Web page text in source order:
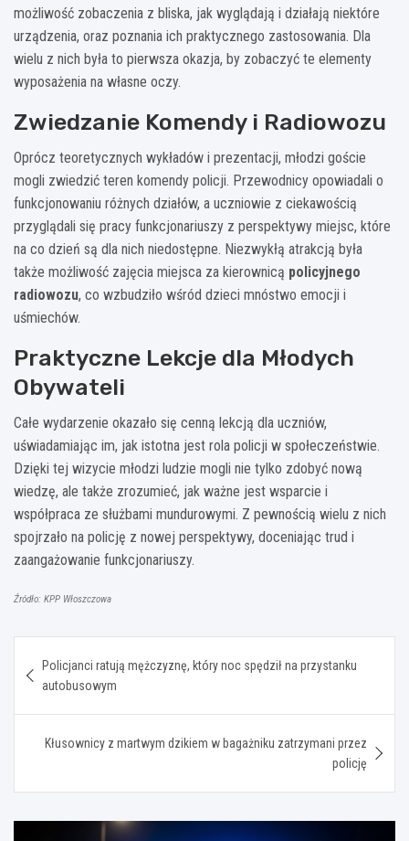
możliwość zobaczenia z bliska, jak wyglądają i działają niektóre
urządzenia, oraz poznania ich praktycznego zastosowania. Dla
wielu z nich była to pierwsza okazja, by zobaczyć te elementy
wyposażenia na własne oczy.
Zwiedzanie Komendy i Radiowozu
Oprócz teoretycznych wykładów i prezentacji, młodzi goście
mogli zwiedzić teren komendy policji. Przewodnicy opowiadali o
funkcjonowaniu różnych działów, a uczniowie z ciekawością
przyglądali się pracy funkcjonariuszy z perspektywy miejsc, które
na co dzień są dla nich niedostępne. Niezwykłą atrakcją była
także możliwość zajęcia miejsca za kierownicą policyjnego
radiowozu, co wzbudziło wśród dzieci mnóstwo emocji i
uśmiechów.
Praktyczne Lekcje dla Młodych
Obywateli
Całe wydarzenie okazało się cenną lekcją dla uczniów,
uświadamiając im, jak istotna jest rola policji w społeczeństwie.
Dzięki tej wizycie młodzi ludzie mogli nie tylko zdobyć nową
wiedzę, ale także zrozumieć, jak ważne jest wsparcie i
współpraca ze służbami mundurowymi. Z pewnością wielu z nich
spojrzało na policję z nowej perspektywy, doceniając trud i
zaangażowanie funkcjonariuszy.
Źródło: KPP Włoszczowa
wpisu
Policjanci ratują mężczyznę, który noc spędził na przystanku
autobusowym
Kłusownicy z martwym dzikiem w bagażniku zatrzymani przez
policję